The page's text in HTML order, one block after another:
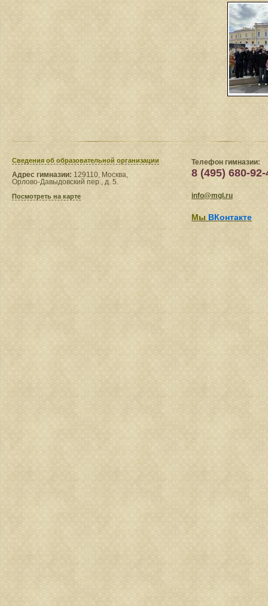
Сведения​ об образовательной организации
Адрес гимназии: 129110, Москва,
Орлово-Давыдовский пер., д. 5.
Посмотреть на карте
Телефон гимназии:
8 (495) 680-92-
info@mgl.ru
Мы ВКонтакте